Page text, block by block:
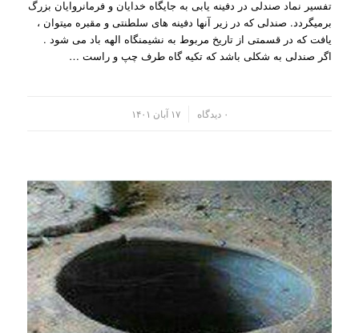
تفسیر نماد صندلی در دفینه یابی به جایگاه خدایان و فرمانروایان بزرگ
برمیگردد. صندلی که در زیر آنها دفینه های سلطنتی و مقبره میتوان ،
یافت که در قسمتی از تاریخ مربوط به نشیمنگاه الهه باد می شود .
اگر صندلی به شکلی باشد که تکیه گاه طرف چپ و راست …
۰ دیدگاه ۱۷ آبان ۱۴۰۱